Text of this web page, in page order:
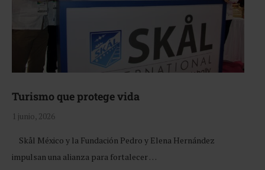
Turismo que protege vida
1 junio, 2026
Skål México y la Fundación Pedro y Elena Hernández
impulsan una alianza para fortalecer …